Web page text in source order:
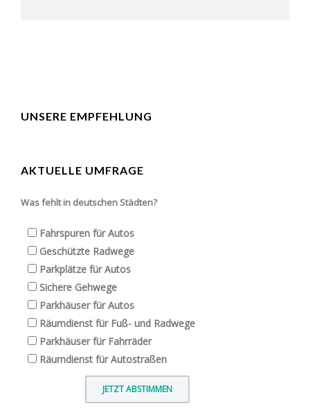
UNSERE EMPFEHLUNG
AKTUELLE UMFRAGE
Was fehlt in deutschen Städten?
Fahrspuren für Autos
Geschützte Radwege
Parkplätze für Autos
Sichere Gehwege
Parkhäuser für Autos
Räumdienst für Fuß- und Radwege
Parkhäuser für Fahrräder
Räumdienst für Autostraßen